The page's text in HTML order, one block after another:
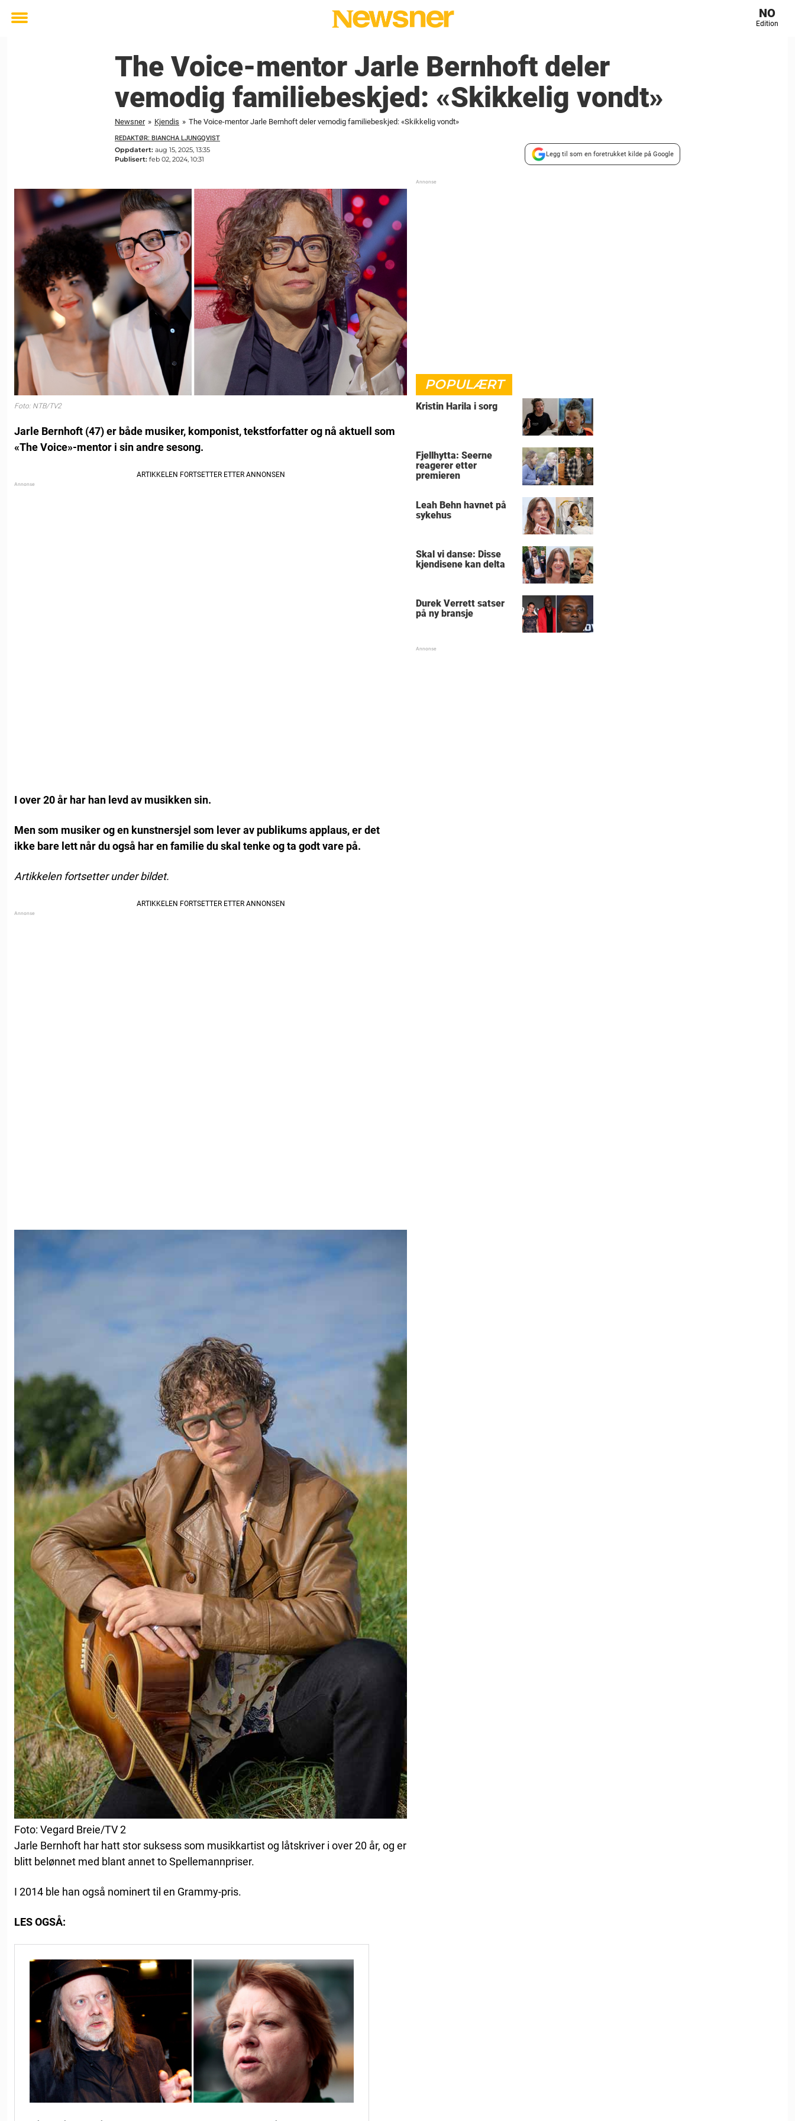
Toggle
NO
Edition
The Voice-mentor Jarle Bernhoft deler
vemodig familiebeskjed: «Skikkelig vondt»
Newsner » Kjendis » The Voice-mentor Jarle Bernhoft deler vemodig familiebeskjed: «Skikkelig vondt»
REDAKTØR: BIANCHA LJUNGQVIST
Oppdatert: aug 15, 2025, 13:35
Publisert: feb 02, 2024, 10:31
Legg til som en foretrukket kilde på Google
Foto: NTB/TV2
Jarle Bernhoft (47) er både musiker, komponist, tekstforfatter og nå aktuell som
«The Voice»-mentor i sin andre sesong.
I over 20 år har han levd av musikken sin.
Men som musiker og en kunstnersjel som lever av publikums applaus, er det
ikke bare lett når du også har en familie du skal tenke og ta godt vare på.
Artikkelen fortsetter under bildet.
Foto: Vegard Breie/TV 2
Jarle Bernhoft har hatt stor suksess som musikkartist og låtskriver i over 20 år, og er
blitt belønnet med blant annet to Spellemannpriser.
I 2014 ble han også nominert til en Grammy-pris.
LES OGSÅ:
POPULÆRT
Kristin Harila i sorg
Fjellhytta: Seerne
reagerer etter
premieren
Leah Behn havnet på
sykehus
Skal vi danse: Disse
kjendisene kan delta
Durek Verrett satser
på ny bransje